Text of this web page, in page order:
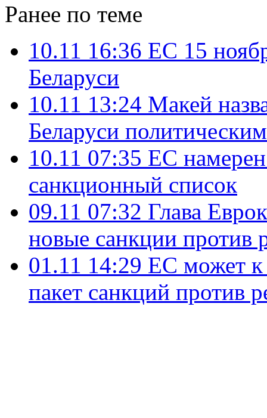
Ранее по теме
10.11 16:36 ЕС 15
Беларуси
10.11 13:24 Макей
Беларуси
10.11 07:35 ЕС
санкционный список
09.11 07:32 Глава
новые санкции против
01.11 14:29 ЕС может к
пакет санкций против